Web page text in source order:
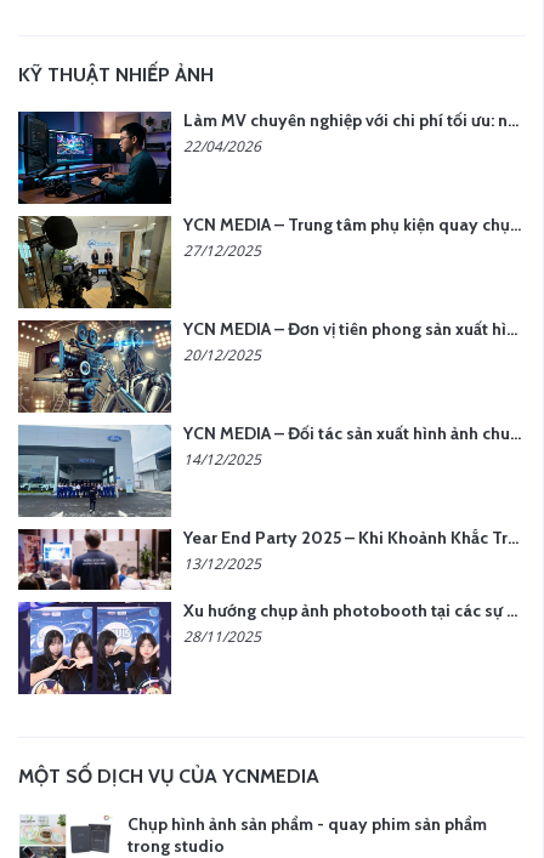
KỸ THUẬT NHIẾP ẢNH
Làm MV chuyên nghiệp với chi phí tối ưu: nên chọn quay thực tế hay video AI?
22/04/2026
YCN MEDIA – Trung tâm phụ kiện quay chụp tại Hà Nội
27/12/2025
YCN MEDIA – Đơn vị tiên phong sản xuất hình ảnh & âm thanh bằng AI tại Hà Nội
20/12/2025
YCN MEDIA – Đối tác sản xuất hình ảnh chuyên nghiệp cho doanh nghiệp tại Hà Nội
14/12/2025
Year End Party 2025 – Khi Khoảnh Khắc Trở Thành Dấu Ấn | Gói Ưu Đãi Tháng 12 Từ YCN Media
13/12/2025
Xu hướng chụp ảnh photobooth tại các sự kiện hiện nay
28/11/2025
MỘT SỐ DỊCH VỤ CỦA YCNMEDIA
Chụp hình ảnh sản phẩm - quay phim sản phẩm
trong studio